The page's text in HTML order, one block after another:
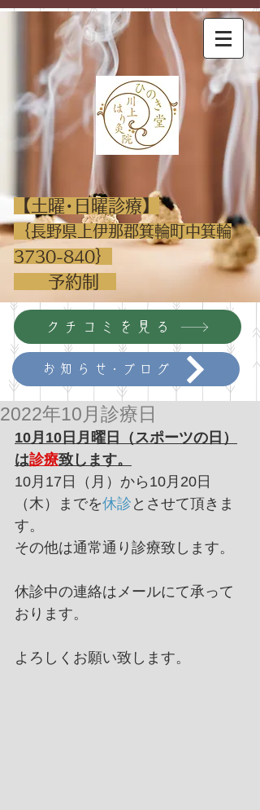
​【土曜･日曜診療】
｛長野県上伊那郡箕輪町中箕輪
3730-840｝
​ 予約制
クチコミを見る
お知らせ･ブログ
2022年10月診療日
10月10日月曜日（スポーツの日）
は診療致します。
10月17日（月）から10月20日
（木）までを休診 とさせて頂きま
す。
その他は通常通り診療致します。
休診中の連絡はメールにて承って
おります。
よろしくお願い致します。